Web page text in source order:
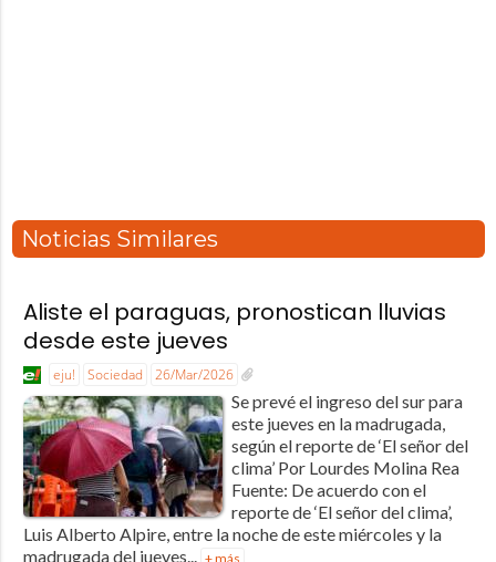
Noticias Similares
Aliste el paraguas, pronostican lluvias
desde este jueves
eju! Sociedad 26/Mar/2026
Se prevé el ingreso del sur para
este jueves en la madrugada,
según el reporte de ‘El señor del
clima’ Por Lourdes Molina Rea
Fuente: De acuerdo con el
reporte de ‘El señor del clima’,
Luis Alberto Alpire, entre la noche de este miércoles y la
madrugada del jueves... + más